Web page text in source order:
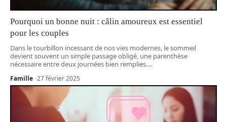
Pourquoi un bonne nuit : câlin amoureux est essentiel
pour les couples
Dans le tourbillon incessant de nos vies modernes, le sommeil
devient souvent un simple passage obligé, une parenthèse
nécessaire entre deux journées bien remplies.…
Famille 27 février 2025